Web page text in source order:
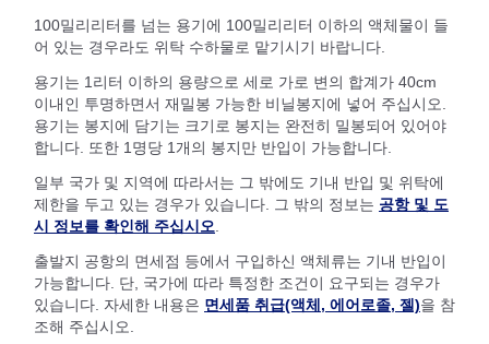
100밀리리터를 넘는 용기에 100밀리리터 이하의 액체물이 들
어 있는 경우라도 위탁 수하물로 맡기시기 바랍니다.
용기는 1리터 이하의 용량으로 세로 가로 변의 합계가 40cm
이내인 투명하면서 재밀봉 가능한 비닐봉지에 넣어 주십시오.
용기는 봉지에 담기는 크기로 봉지는 완전히 밀봉되어 있어야
합니다. 또한 1명당 1개의 봉지만 반입이 가능합니다.
일부 국가 및 지역에 따라서는 그 밖에도 기내 반입 및 위탁에
제한을 두고 있는 경우가 있습니다. 그 밖의 정보는 공항 및 도
시 정보를 확인해 주십시오.
출발지 공항의 면세점 등에서 구입하신 액체류는 기내 반입이
가능합니다. 단, 국가에 따라 특정한 조건이 요구되는 경우가
있습니다. 자세한 내용은 면세품 취급(액체, 에어로졸, 젤)을 참
조해 주십시오.